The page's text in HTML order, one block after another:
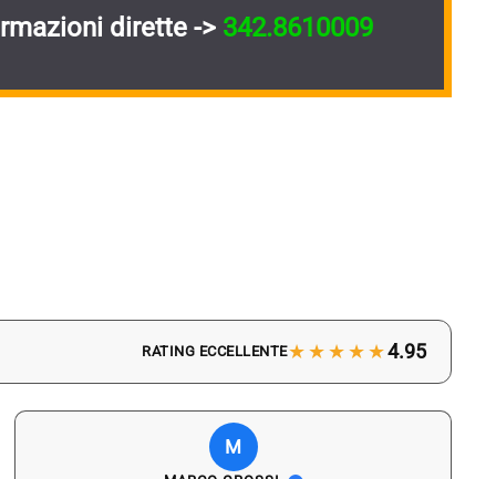
dirette -> 342.8610009
RATING ECCELLENTE★★★★★4.95
M